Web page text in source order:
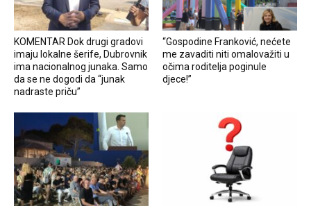
KOMENTAR Dok drugi gradovi
imaju lokalne šerife, Dubrovnik
ima nacionalnog junaka. Samo
da se ne dogodi da “junak
nadraste priču”
“Gospodine Franković, nećete
me zavaditi niti omalovažiti u
očima roditelja poginule
djece!”